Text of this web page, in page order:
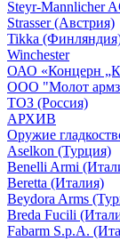
Steyr-Mannlicher
Strasser (Австрия)
Tikka
Winchester
ОАО «Концерн
ООО "Молот
ТОЗ (Россия)
АРХИВ
Оружие
Aselkon (Турция)
Benelli Armi
Beretta (Италия)
Beydora Arms
Breda Fucili
Fabarm S.p.A.